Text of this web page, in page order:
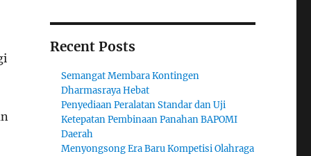
Recent Posts
Semangat Membara Kontingen
Dharmasraya Hebat
Penyediaan Peralatan Standar dan Uji
Ketepatan Pembinaan Panahan BAPOMI
Daerah
Menyongsong Era Baru Kompetisi Olahraga